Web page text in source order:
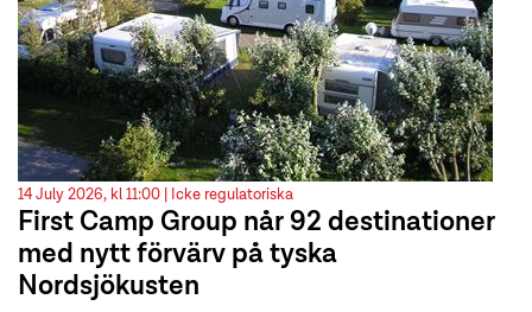
14 July 2026, kl 11:00 | Icke regulatoriska
First Camp Group når 92 destinationer
med nytt förvärv på tyska
Nordsjökusten